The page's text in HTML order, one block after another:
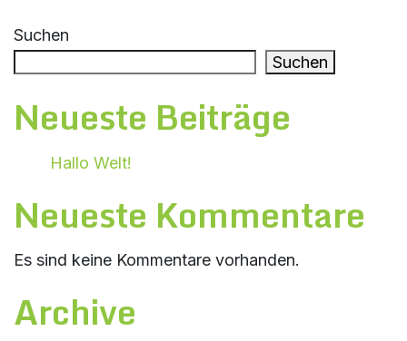
Suchen
Suchen
Neueste Beiträge
Hallo Welt!
Neueste Kommentare
Es sind keine Kommentare vorhanden.
Archive